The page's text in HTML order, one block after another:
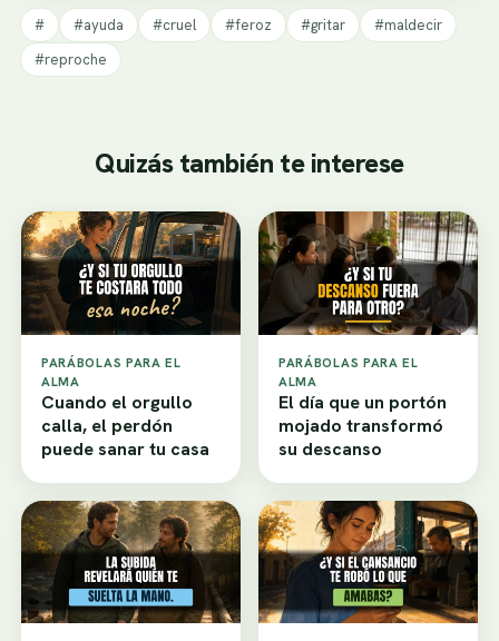
# #ayuda #cruel #feroz #gritar
#maldecir
#reproche
Quizás también te interese
PARÁBOLAS PARA EL
ALMA
Cuando el orgullo
calla, el perdón
puede sanar tu casa
PARÁBOLAS PARA EL
ALMA
El día que un portón
mojado transformó
su descanso